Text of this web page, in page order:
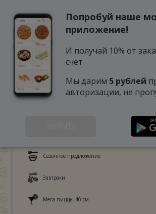
Сезонное предложение
Завтраки
Мега пиццы 40 см
Попробуй наше
приложение!
И получай 10% от
счет
Мы дарим 5 рублей
авторизации, не